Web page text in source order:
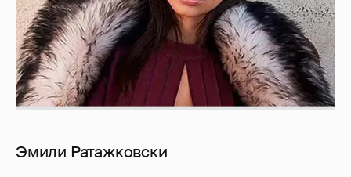
Эмили Ратажковски